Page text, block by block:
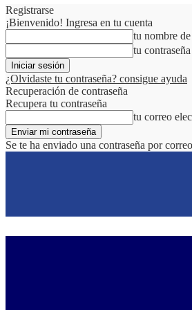
Registrarse
¡Bienvenido! Ingresa en tu cuenta
tu nombre
tu contraseña
¿Olvidaste tu contraseña? consigue ayuda
Recuperación de contraseña
Recupera tu contraseña
tu correo
Se te ha enviado una contraseña por